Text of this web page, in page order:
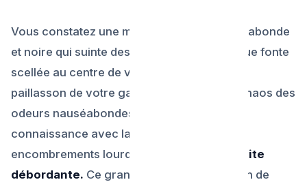
Vous constatez une mare étonnante, nauséabonde
et noire qui suinte des bordures d'une plaque fonte
scellée au centre de votre allée, ou sous le
paillasson de votre garage ? Au milieu du chaos des
odeurs nauséabondes, vous venez de faire
connaissance avec la bête noire des
encombrements lourds :
la chambre de visite
débordante. Ce grand carrefour souterrain de